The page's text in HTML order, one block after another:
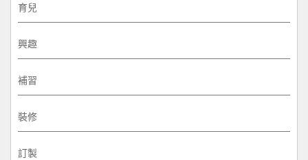
育兒
興趣
補習
裝修
訂製